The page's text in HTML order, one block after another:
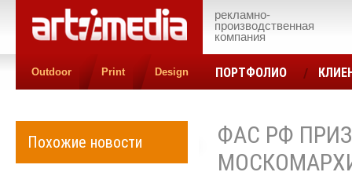
рекламно-
производственная
компания
Outdoor Print Design ПОРТФОЛИО
Похожие новости
ФАС РФ